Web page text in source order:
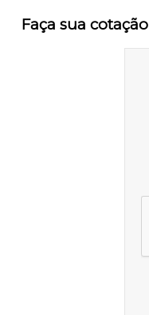
Faça sua cotação